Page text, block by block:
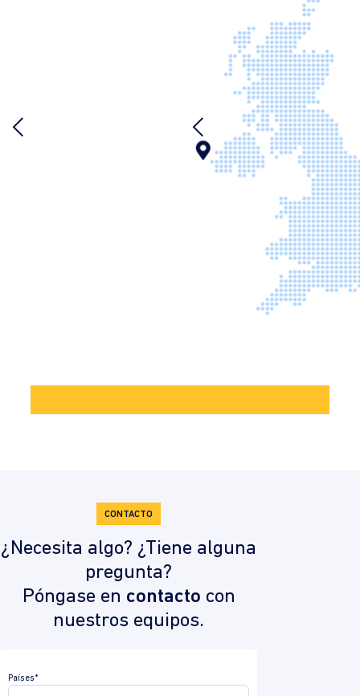
CONTACTO
¿Necesita algo? ¿Tiene alguna
pregunta?
Póngase en contacto con
nuestros equipos.
Países*